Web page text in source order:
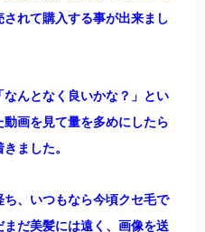
れて購入する事が出来まし
んとなく良いかな？」とい
画を見て量を多めにしたら
ました。
、いつもなら今頃クセ毛で
だ美髪には遠く、画像を送